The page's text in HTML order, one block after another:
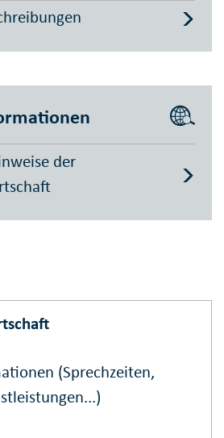
der
(Sprechzeiten,